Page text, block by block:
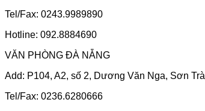
Tel/Fax: 0243.9989890
Hotline: 092.8884690
VĂN PHÒNG ĐÀ NẴNG
Add: P104, A2, số 2, Dương Văn Nga, Sơn Trà
Tel/Fax: 0236.6280666